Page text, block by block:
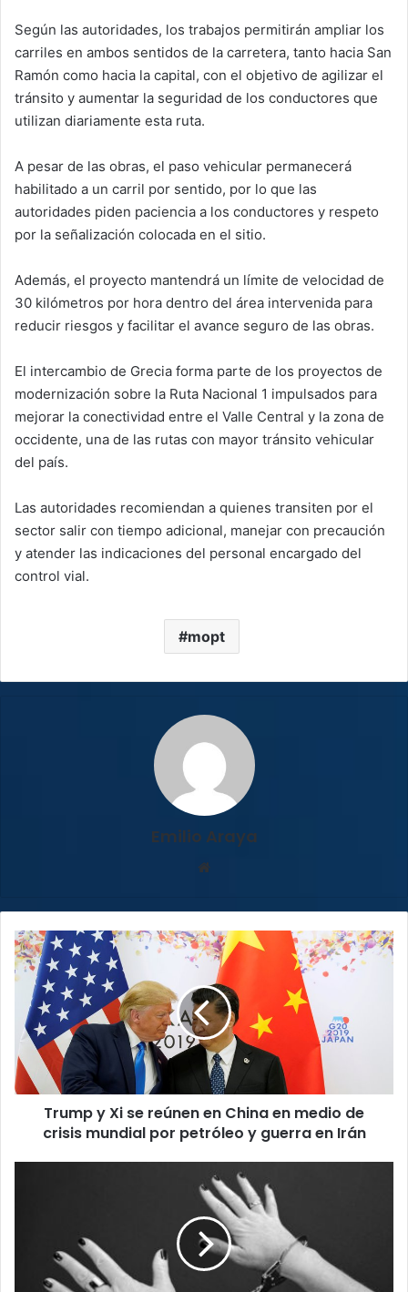
Según las autoridades, los trabajos permitirán ampliar los
carriles en ambos sentidos de la carretera, tanto hacia San
Ramón como hacia la capital, con el objetivo de agilizar el
tránsito y aumentar la seguridad de los conductores que
utilizan diariamente esta ruta.
A pesar de las obras, el paso vehicular permanecerá
habilitado a un carril por sentido, por lo que las
autoridades piden paciencia a los conductores y respeto
por la señalización colocada en el sitio.
Además, el proyecto mantendrá un límite de velocidad de
30 kilómetros por hora dentro del área intervenida para
reducir riesgos y facilitar el avance seguro de las obras.
El intercambio de Grecia forma parte de los proyectos de
modernización sobre la Ruta Nacional 1 impulsados para
mejorar la conectividad entre el Valle Central y la zona de
occidente, una de las rutas con mayor tránsito vehicular
del país.
Las autoridades recomiendan a quienes transiten por el
sector salir con tiempo adicional, manejar con precaución
y atender las indicaciones del personal encargado del
control vial.
mopt
Emilio Araya
Trump
y
Xi
reúnen
en
China
en
medio
Trump y Xi se reúnen en China en medio de
crisis mundial por petróleo y guerra en Irán
criminales